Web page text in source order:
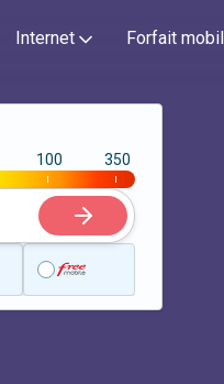
Internet Forfait
|
100
|
350